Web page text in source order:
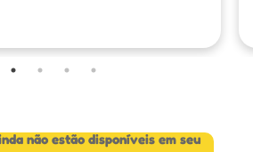
não estão disponíveis em seu